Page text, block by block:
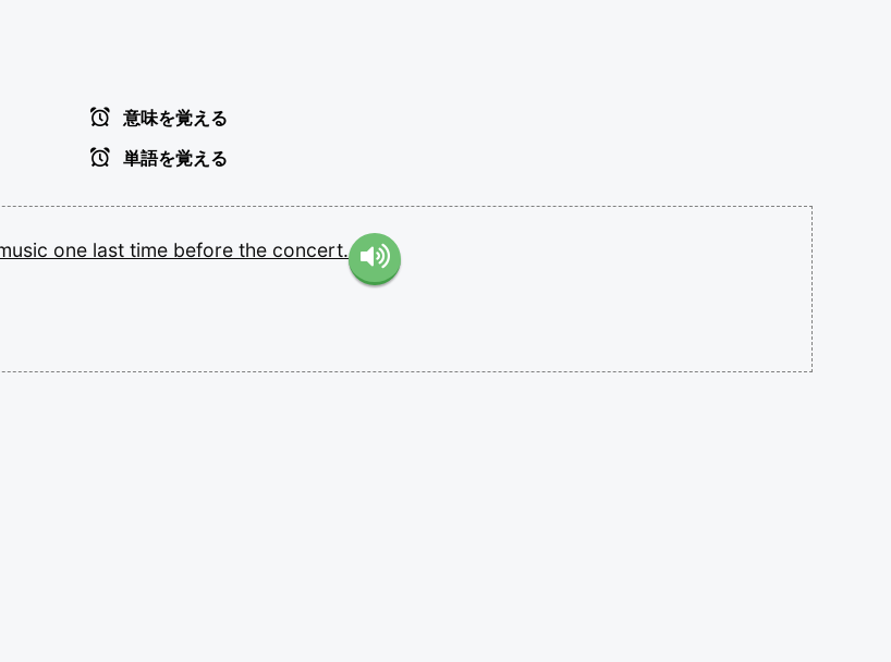
意味を覚える
単語を覚える
one last time before the concert.